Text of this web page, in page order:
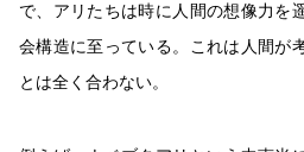
で、アリたちは時に人間の想像力を
会構造に至っている。これは人間が
とは全く合わない。